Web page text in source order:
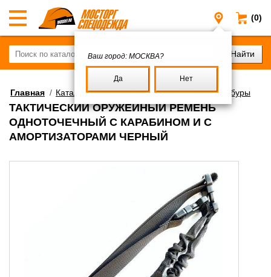
(0)
Москва
Ваш город: МОСКВА?
Да Нет
Главная / Каталог/Военное имущество/Ремни и кобуры
ТАКТИЧЕСКИЙ ОРУЖЕЙНЫЙ РЕМЕНЬ
ОДНОТОЧЕЧНЫЙ С КАРАБИНОМ И С
АМОРТИЗАТОРАМИ ЧЕРНЫЙ